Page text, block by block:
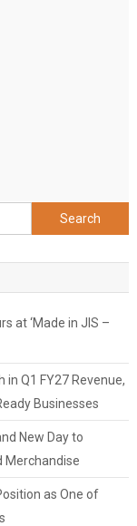
Search
for:
at ‘Made in JIS –
Q1 FY27 Revenue,
Businesses
New Day to
Merchandise
as One of